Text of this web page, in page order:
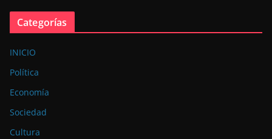
Categorías
INICIO
Política
Economía
Sociedad
Cultura